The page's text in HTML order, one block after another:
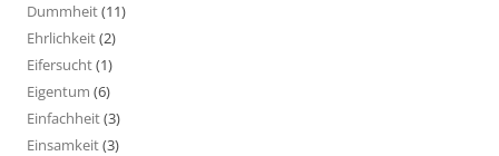
Dummheit(11)
Ehrlichkeit(2)
Eifersucht(1)
Eigentum (6)
Einfachheit(3)
Einsamkeit(3)